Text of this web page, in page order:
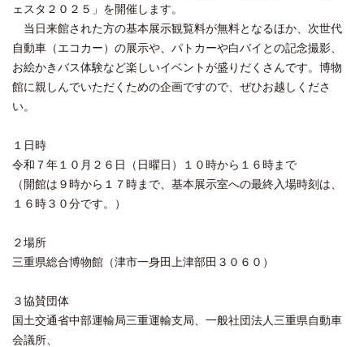
ェスタ２０２５」を開催します。
当日来館された方の基本展示観覧料が無料となるほか、次世代
自動車（エコカー）の展示や、パトカーや白バイとの記念撮影、
お絵かきバス体験など楽しいイベントが盛りだくさんです。博物
館に親しんでいただくための企画ですので、ぜひお越しくださ
い。
１日時
令和７年１０月２６日（日曜日）１０時から１６時まで
（開館は９時から１７時まで、基本展示室への最終入場時刻は、
１６時３０分です。）
２場所
三重県総合博物館（津市一身田上津部田３０６０）
３協賛団体
国土交通省中部運輸局三重運輸支局、一般社団法人三重県自動車
会議所、